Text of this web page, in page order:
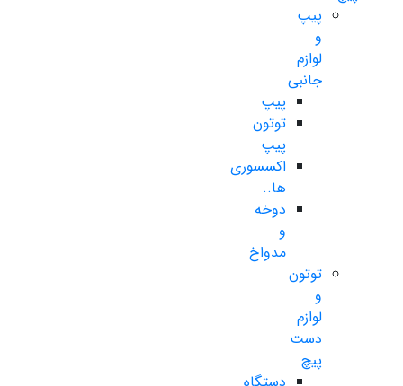
پیپ
و
لوازم
جانبی
پیپ
توتون
پیپ
اکسسوری
ها..
دوخه
و
مدواخ
توتون
و
لوازم
دست
پیچ